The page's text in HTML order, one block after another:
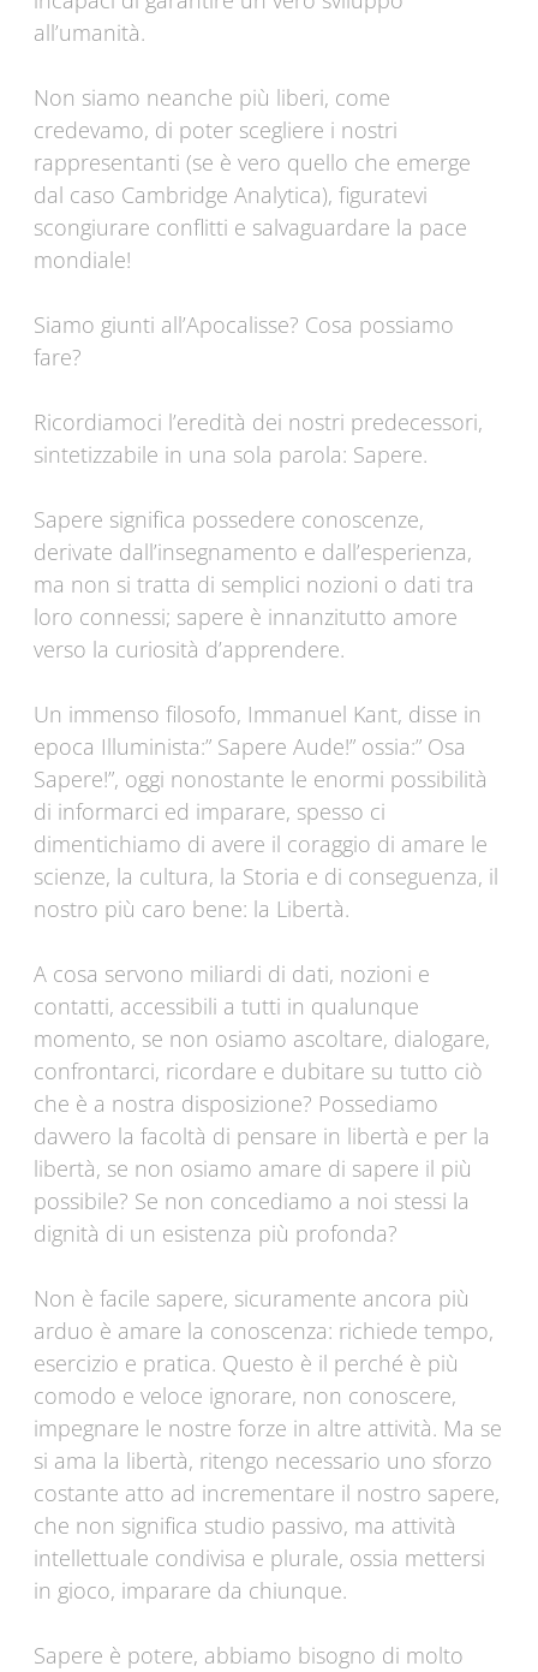
all’umanità.
Non siamo neanche più liberi, come
credevamo, di poter scegliere i nostri
rappresentanti (se è vero quello che emerge
dal caso Cambridge Analytica), figuratevi
scongiurare conflitti e salvaguardare la pace
mondiale!
Siamo giunti all’Apocalisse? Cosa possiamo
fare?
Ricordiamoci l’eredità dei nostri predecessori,
sintetizzabile in una sola parola: Sapere.
Sapere significa possedere conoscenze,
derivate dall’insegnamento e dall’esperienza,
ma non si tratta di semplici nozioni o dati tra
loro connessi; sapere è innanzitutto amore
verso la curiosità d’apprendere.
Un immenso filosofo, Immanuel Kant, disse in
epoca Illuminista:” Sapere Aude!” ossia:” Osa
Sapere!”, oggi nonostante le enormi possibilità
di informarci ed imparare, spesso ci
dimentichiamo di avere il coraggio di amare le
scienze, la cultura, la Storia e di conseguenza, il
nostro più caro bene: la Libertà.
A cosa servono miliardi di dati, nozioni e
contatti, accessibili a tutti in qualunque
momento, se non osiamo ascoltare, dialogare,
confrontarci, ricordare e dubitare su tutto ciò
che è a nostra disposizione? Possediamo
davvero la facoltà di pensare in libertà e per la
libertà, se non osiamo amare di sapere il più
possibile? Se non concediamo a noi stessi la
dignità di un esistenza più profonda?
Non è facile sapere, sicuramente ancora più
arduo è amare la conoscenza: richiede tempo,
esercizio e pratica. Questo è il perché è più
comodo e veloce ignorare, non conoscere,
impegnare le nostre forze in altre attività. Ma se
si ama la libertà, ritengo necessario uno sforzo
costante atto ad incrementare il nostro sapere,
che non significa studio passivo, ma attività
intellettuale condivisa e plurale, ossia mettersi
in gioco, imparare da chiunque.
Sapere è potere, abbiamo bisogno di molto